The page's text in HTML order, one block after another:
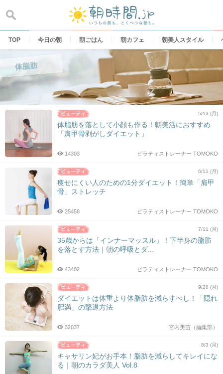
content
TOP 今日の朝 朝ごはん 朝カフェ 朝美人スタイル
体脂肪
5/13 (月)
体脂肪を落として小顔も作る！朝美活におすすめ
「肩甲骨剥がしダイエット」
ピラティストレーナー TOMOKO
14303
6/11 (月)
痩せにくい人のための1分ダイエット！簡単「肩甲
骨」ストレッチ
ピラティストレーナー TOMOKO
25458
7/11 (月)
35歳からは「インナーマッスル」！下半身の脂肪
を落とす方法｜朝の呼吸とダ...
ピラティストレーナー TOMOKO
43402
9/28 (月)
ダイエットは体重より体脂肪を減らすべし！「隠れ
肥満」の撃退方法
宮内美苗（編集部）
32037
8/3 (月)
キャサリン妃がお手本！脂肪を減らしてキレイにな
る｜朝のカラダ美人 Vol.8